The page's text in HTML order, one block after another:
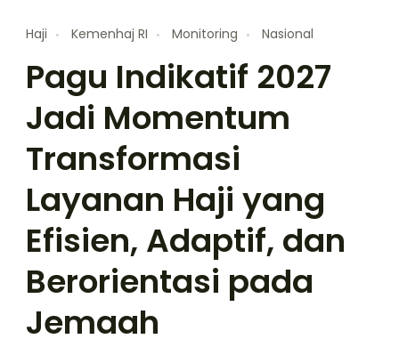
Haji Kemenhaj RI Monitoring Nasional
Pagu Indikatif 2027
Jadi Momentum
Transformasi
Layanan Haji yang
Efisien, Adaptif, dan
Berorientasi pada
Jemaah